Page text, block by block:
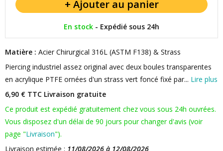
En stock - Expédié sous 24h
Matière : Acier Chirurgical 316L (ASTM F138) & Strass
Piercing industriel assez original avec deux boules transparentes
en acrylique PTFE ornées d'un strass vert foncé fixé par... Lire plus
6,90 € TTC Livraison gratuite
Ce produit est expédié gratuitement chez vous sous 24h ouvrées.
Vous disposez d'un délai de 90 jours pour changer d'avis (voir
page "Livraison").
Livraison estimée : 11/08/2026 à 12/08/2026